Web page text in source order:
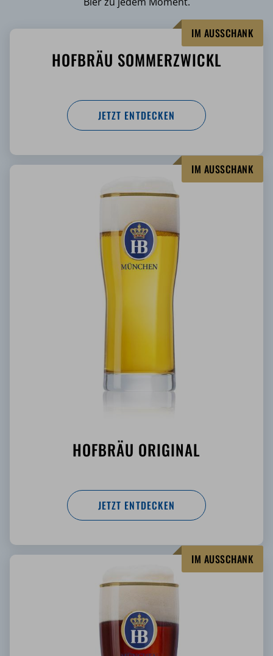
HOFBRÄU SOMMERZWICKL
IM AUSSCHANK
JETZT ENTDECKEN
HOFBRÄU ORIGINAL
IM AUSSCHANK
JETZT ENTDECKEN
IM AUSSCHANK